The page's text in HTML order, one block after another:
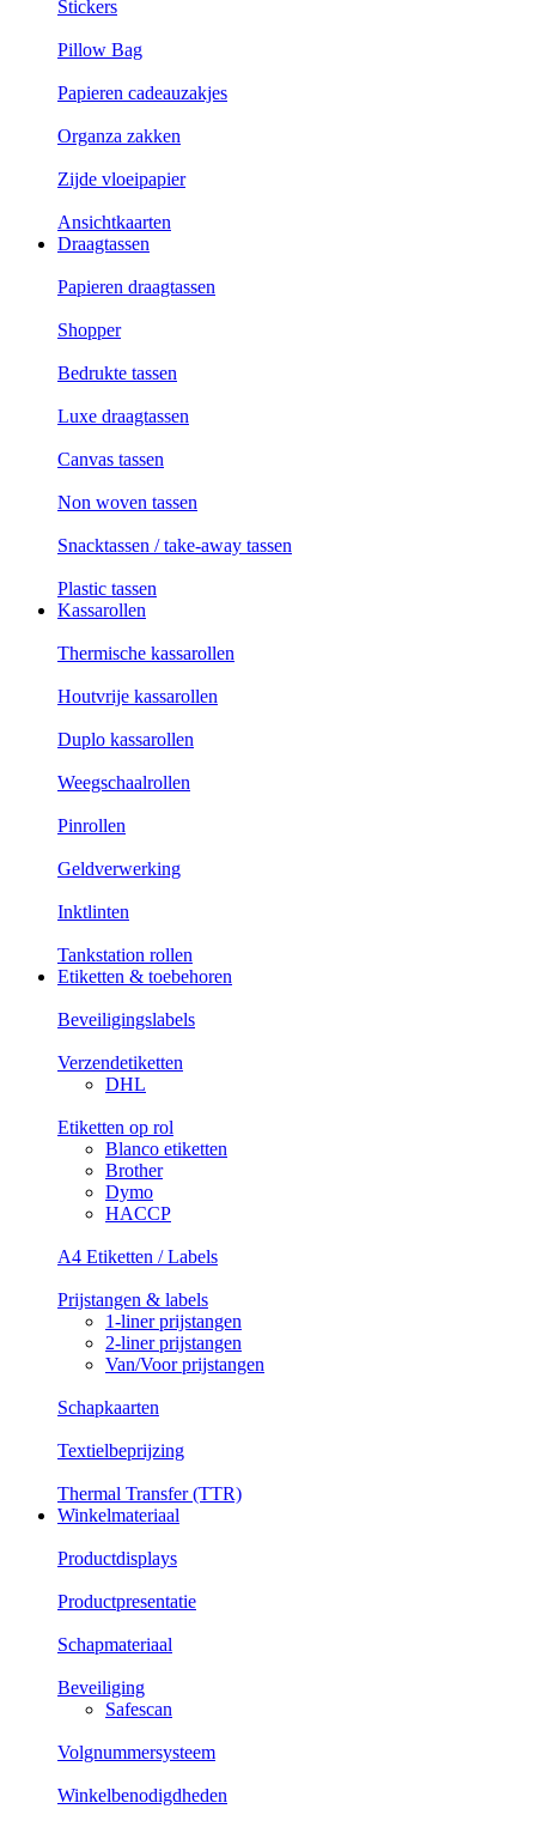
Stickers
Pillow Bag
Papieren cadeauzakjes
Organza zakken
Zijde vloeipapier
Ansichtkaarten
Draagtassen
Papieren draagtassen
Shopper
Bedrukte tassen
Luxe draagtassen
Canvas tassen
Non woven tassen
Snacktassen / take-away tassen
Plastic tassen
Kassarollen
Thermische kassarollen
Houtvrije kassarollen
Duplo kassarollen
Weegschaalrollen
Pinrollen
Geldverwerking
Inktlinten
Tankstation rollen
Etiketten & toebehoren
Beveiligingslabels
Verzendetiketten
DHL
Etiketten op rol
Blanco etiketten
Brother
Dymo
HACCP
A4 Etiketten / Labels
Prijstangen & labels
1-liner prijstangen
2-liner prijstangen
Van/Voor prijstangen
Schapkaarten
Textielbeprijzing
Thermal Transfer (TTR)
Winkelmateriaal
Productdisplays
Productpresentatie
Schapmateriaal
Beveiliging
Safescan
Volgnummersysteem
Winkelbenodigdheden